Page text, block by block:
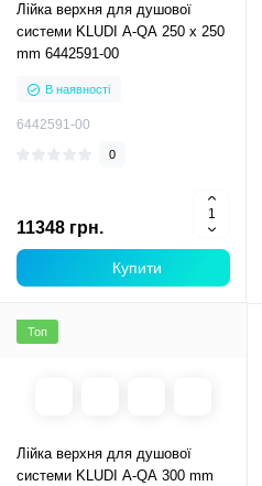
Лійка верхня для душової
системи KLUDI A-QA 250 х 250
mm 6442591-00
В наявності
6442591-00
0
11348 грн.
Купити
Топ
Лійка верхня для душової
системи KLUDI A-QA 300 mm